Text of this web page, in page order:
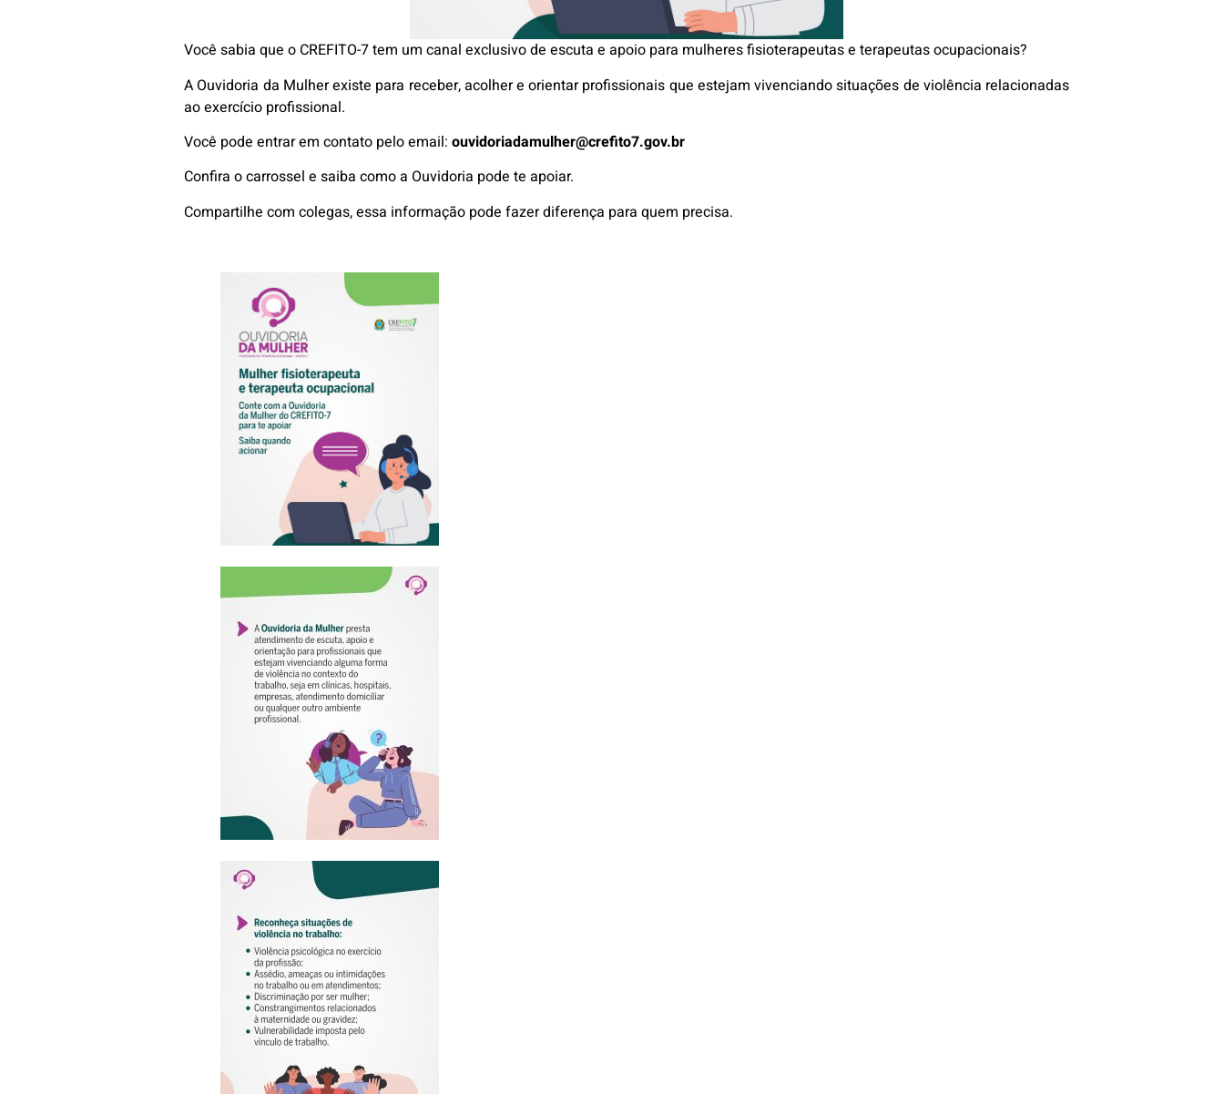
Você sabia que o CREFITO-7 tem um canal exclusivo de escuta e apoio para mulheres fisioterapeutas e terapeutas ocupacionais?
A Ouvidoria da Mulher existe para receber, acolher e orientar profissionais que estejam vivenciando situações de violência relacionadas
ao exercício profissional.
Você pode entrar em contato pelo email:ouvidoriadamulher@crefito7.gov.br
Confira o carrossel e saiba como a Ouvidoria pode te apoiar.
Compartilhe com colegas, essa informação pode fazer diferença para quem precisa.